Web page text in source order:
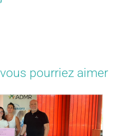
pourriez aimer